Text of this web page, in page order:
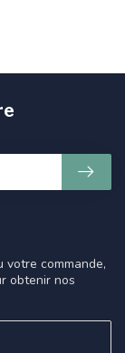
votre commande,
obtenir nos